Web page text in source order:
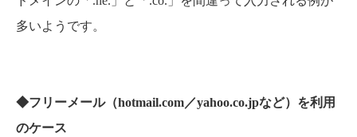
多いようです。
◆フリーメール（hotmail.com／yahoo.co.jpなど）を利用
のケース